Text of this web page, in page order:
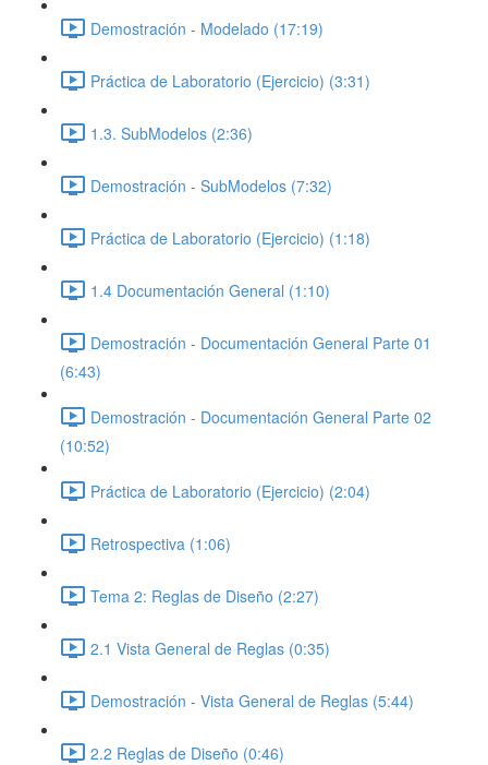
Demostración - Modelado (17:19)
Práctica de Laboratorio (Ejercicio) (3:31)
1.3. SubModelos (2:36)
Demostración - SubModelos (7:32)
Práctica de Laboratorio (Ejercicio) (1:18)
1.4 Documentación General (1:10)
Demostración - Documentación General Parte 01
(6:43)
Demostración - Documentación General Parte 02
(10:52)
Práctica de Laboratorio (Ejercicio) (2:04)
Retrospectiva (1:06)
Tema 2: Reglas de Diseño (2:27)
2.1 Vista General de Reglas (0:35)
Demostración - Vista General de Reglas (5:44)
2.2 Reglas de Diseño (0:46)